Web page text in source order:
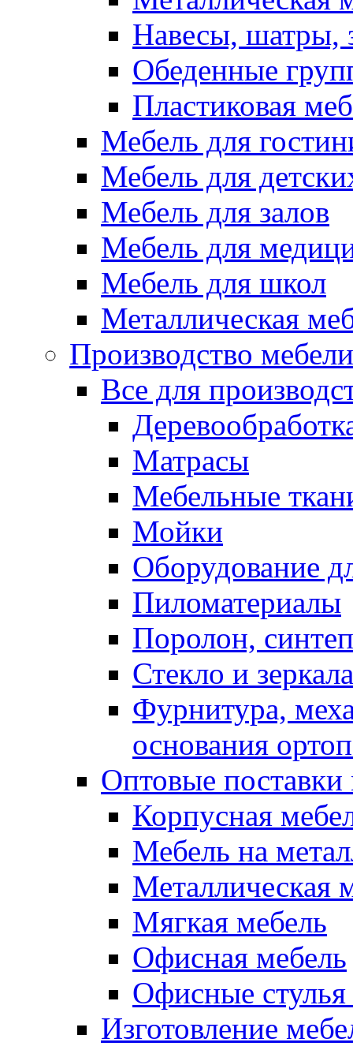
Навесы, шатры,
Обеденные
Пластиковая
Мебель для
Мебель для
Мебель для залов
Мебель для
Мебель для школ
Металлическая
Производство мебели
Все для
Матрасы
Мебельные
Мойки
Оборудование
Пиломатериалы
Поролон,
Стекло и зеркала
Фурнитура,
основания
Оптовые поставки
Корпусная
Мебель на
Металлическая
Мягкая мебель
Офисная мебель
Офисные стулья
Изготовление